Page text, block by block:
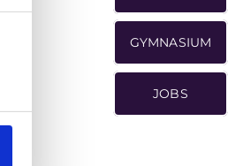
GYMNASIUM
JOBS